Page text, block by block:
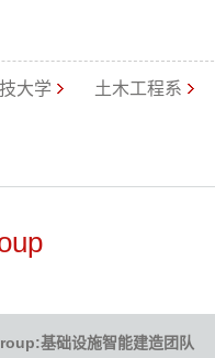
大学 土木工程系
基础设施智能建造团队